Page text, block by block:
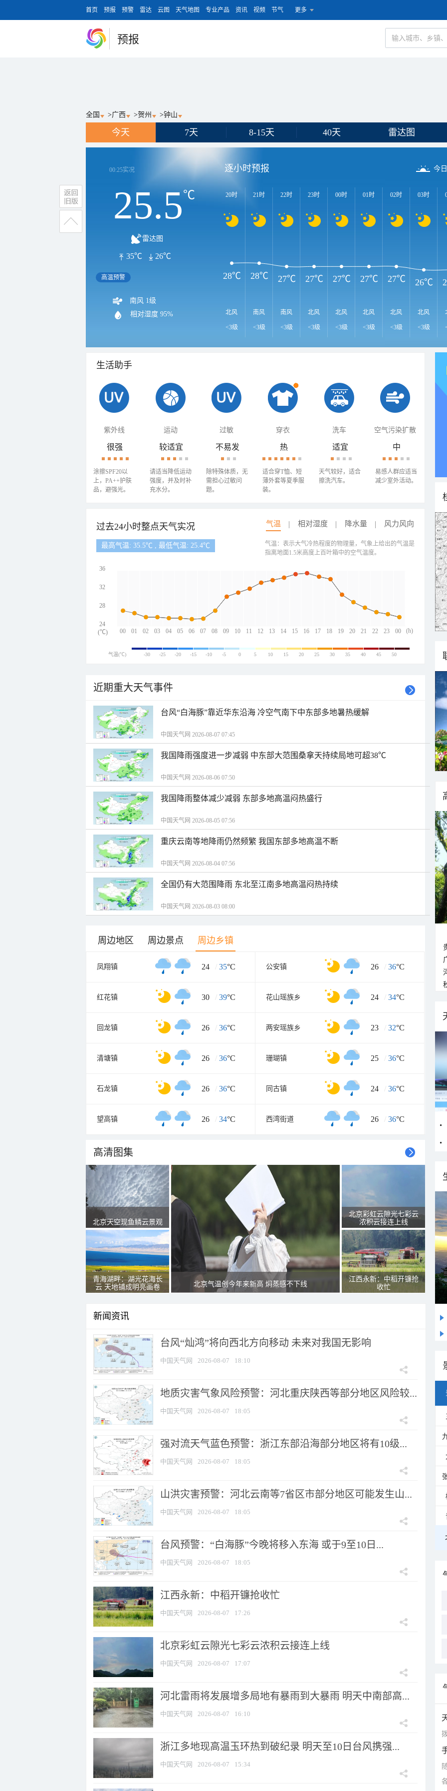
首页 预报 预警 雷达 云图 天气地图 专业产品 资讯 视频 节气 更多
预报
全国 >广西 >贺州 >钟山
今天 7天 8-15天 40天 雷达图
00:25实况
25.5℃
雷达图
35℃ 26℃
高温预警
南风 1级
相对湿度 95%
逐小时预报 今
20时
北风
<3级
21时
南风
<3级
22时
南风
<3级
23时
北风
<3级
00时
北风
<3级
01时
北风
<3级
02时
北风
<3级
03时
北风
<3级
28℃ 28℃ 27℃ 27℃ 27℃ 27℃ 27℃ 26℃
生活助手
紫外线 运动 过敏 穿衣 洗车 空气污染扩散
很强
涂擦SPF20以
上，PA++护肤
品，避强光。
较适宜
请适当降低运动
强度，并及时补
充水分。
不易发
除特殊体质，无
需担心过敏问
题。
热
适合穿T恤、短
薄外套等夏季服
装。
适宜
天气较好，适合
擦洗汽车。
中
易感人群应适当
减少室外活动。
过去24小时整点天气实况 气温 相对湿度 降水量 风力风向
最高气温: 35.5℃ , 最低气温: 25.4℃
00 01 02 03 04 05 06 07 08 09 10 11 12 13 14 15 16 17 18 19 20 21 22 23 00
36
32
28
24
(h)
(℃)
气温：表示大气冷热程度的物理量，气象上给出的气温是
指离地面1.5米高度上百叶箱中的空气温度。
气温(℃) -30 -25 -20 -15 -10 -5 0 5 10 15 20 25 30 35 40 45 50
近期重大天气事件
台风“白海豚”靠近华东沿海 冷空气南下中东部多地暑热缓解
中国天气网 2026-08-07 07:45
我国降雨强度进一步减弱 中东部大范围桑拿天持续局地可超38℃
中国天气网 2026-08-06 07:50
我国降雨整体减少减弱 东部多地高温闷热盛行
中国天气网 2026-08-05 07:56
重庆云南等地降雨仍然频繁 我国东部多地高温不断
中国天气网 2026-08-04 07:56
全国仍有大范围降雨 东北至江南多地高温闷热持续
中国天气网 2026-08-03 08:00
周边地区 周边景点 周边乡镇
凤翔镇 24 / 35°C 公安镇 26 / 36°C
红花镇 30 / 39°C 花山瑶族乡 24 / 34°C
回龙镇 26 / 36°C 两安瑶族乡 23 / 32°C
清塘镇 26 / 36°C 珊瑚镇 25 / 36°C
石龙镇 26 / 36°C 同古镇 24 / 36°C
望高镇 26 / 34°C 西湾街道 26 / 36°C
高清图集
北京天空现鱼鳞云景观
青海湖畔：湖光花海长
云 天地铺成明亮画卷
北京气温创今年来新高 焖蒸感不下线
北京彩虹云隙光七彩云
浓积云接连上线
江西永新：中稻开镰抢
收忙
新闻资讯
台风“灿鸿”将向西北方向移动 未来对我国无影响
中国天气网 2026-08-07 18:10
地质灾害气象风险预警：河北重庆陕西等部分地区风险较...
中国天气网 2026-08-07 18:05
强对流天气蓝色预警：浙江东部沿海部分地区将有10级...
中国天气网 2026-08-07 18:05
山洪灾害预警：河北云南等7省区市部分地区可能发生山...
中国天气网 2026-08-07 18:05
台风预警：“白海豚”今晚将移入东海 或于9至10日...
中国天气网 2026-08-07 18:05
江西永新：中稻开镰抢收忙
中国天气网 2026-08-07 17:26
北京彩虹云隙光七彩云浓积云接连上线
中国天气网 2026-08-07 17:07
河北雷雨将发展增多局地有暴雨到大暴雨 明天中南部高...
中国天气网 2026-08-07 16:10
浙江多地现高温玉环热到破纪录 明天至10日台风携强...
中国天气网 2026-08-07 15:34